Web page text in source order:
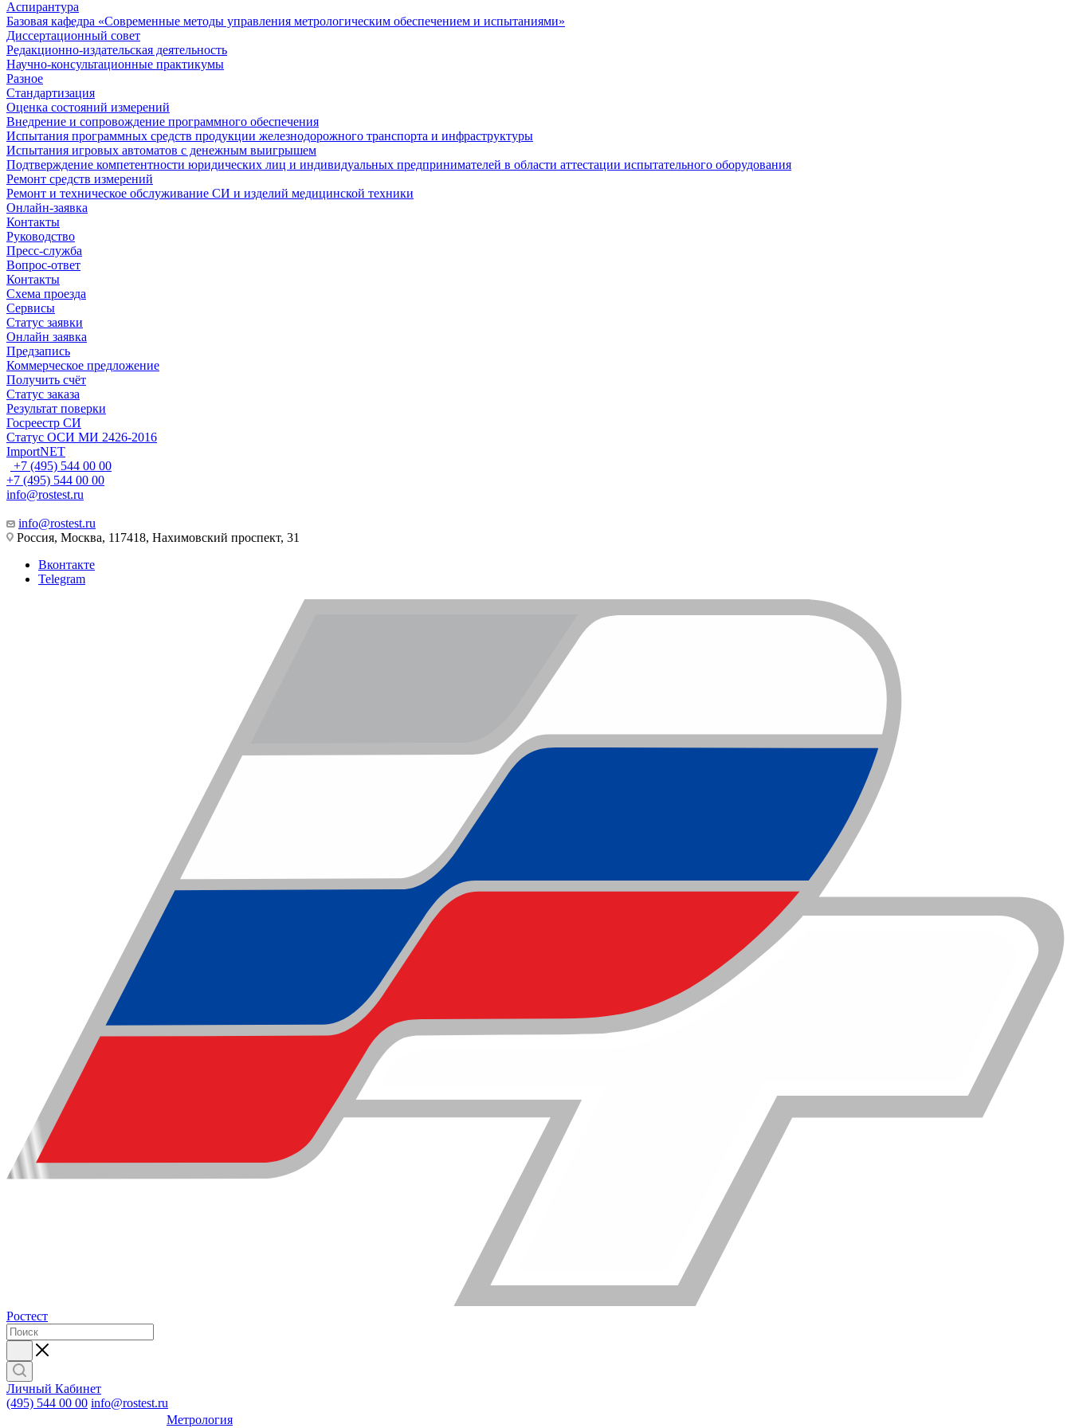
Аспирантура
Базовая кафедра «Современные методы управления метрологическим обеспечением и испытаниями»
Диссертационный совет
Редакционно-издательская деятельность
Научно-консультационные практикумы
Разное
Стандартизация
Оценка состояний измерений
Внедрение и сопровождение программного обеспечения
Испытания программных средств продукции железнодорожного транспорта и инфраструктуры
Испытания игровых автоматов с денежным выигрышем
Подтверждение компетентности юридических лиц и индивидуальных предпринимателей в области аттестации испытательного оборудования
Ремонт средств измерений
Ремонт и техническое обслуживание СИ и изделий медицинской техники
Онлайн-заявка
Контакты
Руководство
Пресс-служба
Вопрос-ответ
Контакты
Схема проезда
Сервисы
Статус заявки
Онлайн заявка
Предзапись
Коммерческое предложение
Получить счёт
Статус заказа
Результат поверки
Госреестр СИ
Статус ОСИ МИ 2426-2016
ImportNET
+7 (495) 544 00 00
+7 (495) 544 00 00
info@rostest.ru
info@rostest.ru
Россия, Москва, 117418, Нахимовский проспект, 31
Вконтакте
Telegram
Ростест
Личный Кабинет
(495) 544 00 00 info@rostest.ru
Метрология